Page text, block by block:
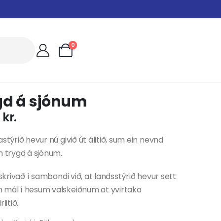
0
á sjónum
kr.
hevur nú givið út álitið, sum ein nevnd
trygd á sjónum.
í sambandi við, at landsstýrið hevur sett
í hesum valskeiðnum at yvirtaka